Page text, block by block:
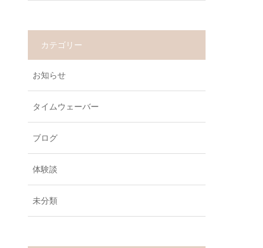
カテゴリー
お知らせ
タイムウェーバー
ブログ
体験談
未分類